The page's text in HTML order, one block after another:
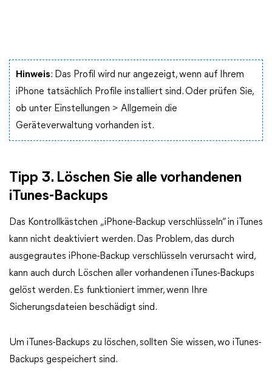
Hinweis: Das Profil wird nur angezeigt, wenn auf Ihrem
iPhone tatsächlich Profile installiert sind. Oder prüfen Sie,
ob unter Einstellungen > Allgemein die
Geräteverwaltung vorhanden ist.
Tipp 3. Löschen Sie alle vorhandenen
iTunes-Backups
Das Kontrollkästchen „iPhone-Backup verschlüsseln“ in iTunes
kann nicht deaktiviert werden. Das Problem, das durch
ausgegrautes iPhone-Backup verschlüsseln verursacht wird,
kann auch durch Löschen aller vorhandenen iTunes-Backups
gelöst werden. Es funktioniert immer, wenn Ihre
Sicherungsdateien beschädigt sind.
Um iTunes-Backups zu löschen, sollten Sie wissen, wo iTunes-
Backups gespeichert sind.